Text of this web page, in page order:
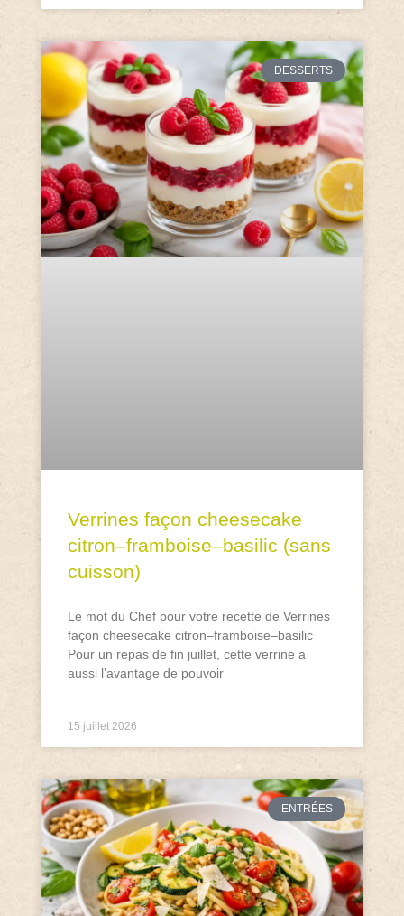
DESSERTS
Verrines façon cheesecake
citron–framboise–basilic (sans
cuisson)
Le mot du Chef pour votre recette de Verrines
façon cheesecake citron–framboise–basilic
Pour un repas de fin juillet, cette verrine a
aussi l’avantage de pouvoir
15 juillet 2026
ENTRÉES